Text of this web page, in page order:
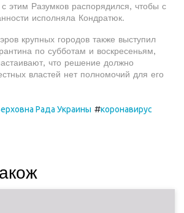
этим Разумков распорядился, чтобы с
исполняла Кондратюк.
крупных городов также выступил
по субботам и воскресеньям,
что решение должно
властей нет полномочий для его
Рада Украины #коронавирус